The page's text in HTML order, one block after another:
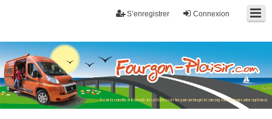
Connexion
S’enregistrer
Fourgon-plaisir.com
Forum de conseils et d'entraide des utilisateurs de fourgons, fourgons
aménagés, vans et de camping-car. Partagez votre expérience.